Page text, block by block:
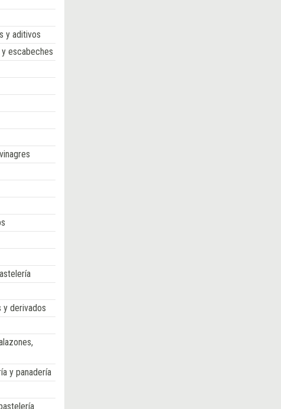
y aditivos
escabeches
y derivados
y panadería